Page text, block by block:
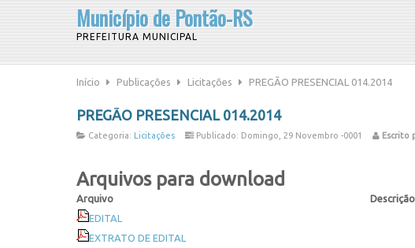
Município de Pontão-RS
PREFEITURA MUNICIPAL
Início Publicações Licitações PREGÃO PRESENCIAL 014.2014
PREGÃO PRESENCIAL 014.2014
Categoria: Licitações Publicado: Domingo, 29 Novembro -0001 Escrito
Arquivos para download
Arquivo Descrição
EDITAL
EXTRATO DE EDITAL